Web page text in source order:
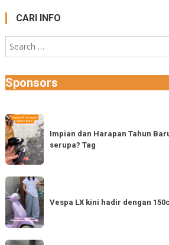
CARI INFO
Sponsors
Impian
dan
Harapan
Tahun
Baru
Punya
bestie
yang
Impian dan Harapan Tahun
serupa? Tag
Vespa
LX
kini
hadir
dengan
Vespa LX kini hadir dengan